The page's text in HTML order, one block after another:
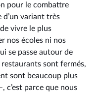
pour le combattre
d’un variant très
vivre le plus
nos écoles ni nos
se passe autour de
sont fermés,
sont beaucoup plus
c’est parce que nous